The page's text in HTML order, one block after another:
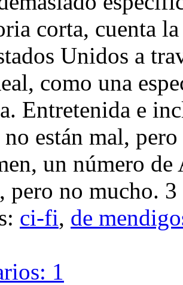
corta, cuenta
Unidos a
como una
Entretenida e
están mal,
un número
pero no mucho.
ci-fi, de
1